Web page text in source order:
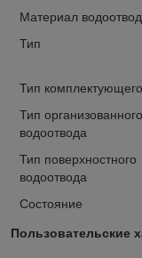
Материал
Тип
Тип комплектующего
Тип организованного
водоотвода
Тип поверхностного
водоотвода
Состояние
Пользовательские